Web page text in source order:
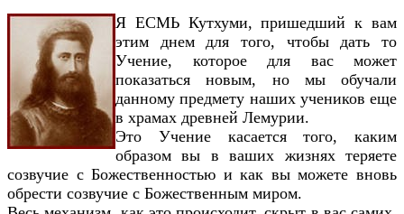
Я ЕСМЬ Кутхуми, пришедший к вам
этим днем для того, чтобы дать то
Учение, которое для вас может
показаться новым, но мы обучали
данному предмету наших учеников еще
в храмах древней Лемурии.
Это Учение касается того, каким
образом вы в ваших жизнях теряете
созвучие с Божественностью и как вы можете вновь
обрести созвучие с Божественным миром.